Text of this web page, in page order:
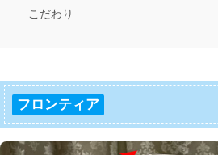
こだわり
フロンティア